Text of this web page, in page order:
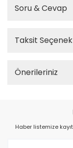
Soru & Cevap
Taksit
Önerileriniz
Haber listemize